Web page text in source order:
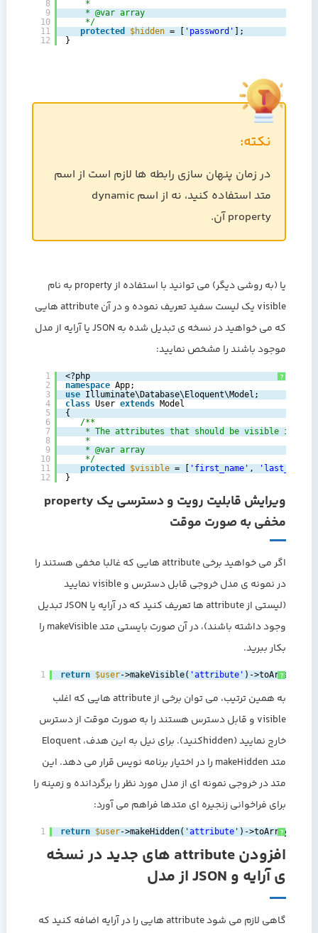
8
9
10
11
12
*
* @var array
*/
protected
$hidden = [ 'password' ];
}
نکته:
در زمان پنهان سازی رابطه ها لازم است از اسم
متد استفاده کنید، نه از اسم dynamic
property آن.
یا (به روشی دیگر) می توانید با استفاده از property به نام
visible یک لیست سفید تعریف نموده و در آن attribute هایی
که می خواهید در نسخه ی تبدیل شده به JSON یا آرایه از مدل
موجود باشند را مشخص نمایید:
?
1
2
3
4
5
6
7
8
9
10
11
12
<?php
namespace App;
use Illuminate\Database\Eloquent\Model;
class User extends Model
{
/**
* The attributes that should be visible in
*
* @var array
*/
protected
$visible = [ 'first_name' , 'last_name'
}
ویرایش قابلیت رویت و دسترسی یک property
مخفی به صورت موقت
اگر می خواهید برخی attribute هایی که غالبا مخفی هستند را
در نمونه ی مدل خروجی قابل دسترس و visible نمایید
(لیستی از attribute ها تعریف کنید که در آرایه یا JSON تبدیل
وجود داشته باشند)، در آن صورت بایستی متد makeVisible را
بکار ببرید.
?
1 return $user->makeVisible( 'attribute' )->toArray();
به همین ترتیب، می توان برخی از attribute هایی که اغلب
visible و قابل دسترس هستند را به صورت موقت از دسترس
خارج نمایید (hiddenکنید). برای نیل به این هدف، Eloquent
متد makeHidden را در اختیار برنامه نویس قرار می دهد. این
متد در خروجی نمونه ای از مدل مورد نظر را برگردانده و زمینه را
برای فراخوانی زنجیره ای متدها فراهم می آورد:
?
1 return $user->makeHidden( 'attribute' )->toArray();
افزودن attribute های جدید در نسخه
ی آرایه و JSON از مدل
گاهی لازم می شود attribute هایی را در آرایه اضافه کنید که